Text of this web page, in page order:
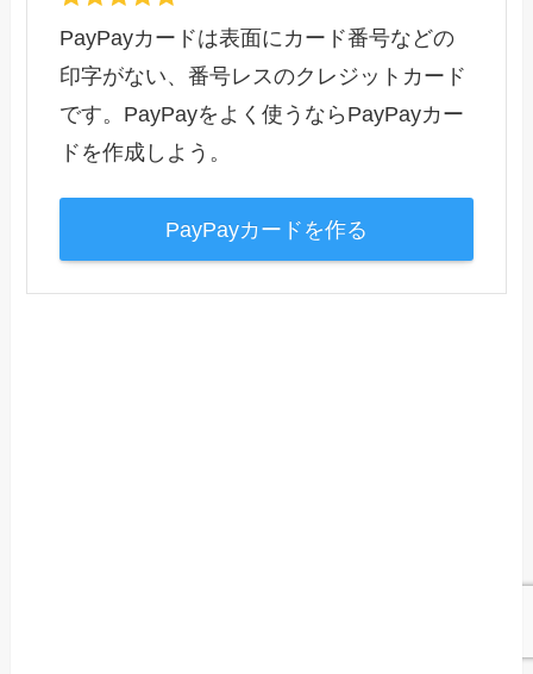
PayPayカードは表面にカード番号などの
印字がない、番号レスのクレジットカード
です。PayPayをよく使うならPayPayカー
ドを作成しよう。
PayPayカードを作る